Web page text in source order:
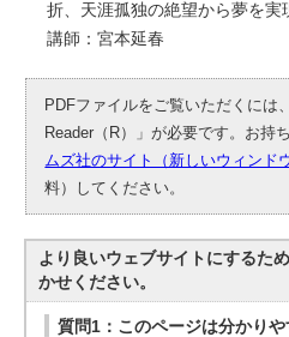
折、天涯孤独の絶望から夢を実
講師：宮本延春
PDFファイルをご覧いただくには
Reader（R）」が必要です。お持
ムズ社のサイト（新しいウィンド
料）してください。
より良いウェブサイトにするた
かせください。
質問1：このページは分かりや